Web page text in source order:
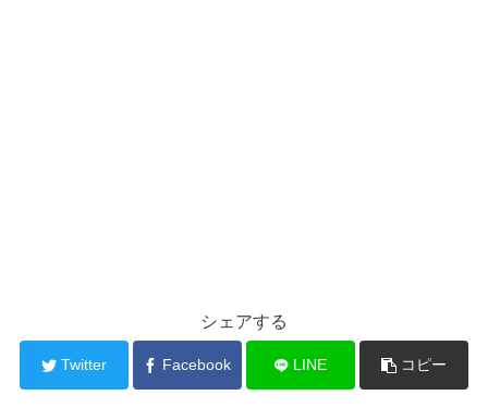
シェアする
Twitter Facebook LINE コピー